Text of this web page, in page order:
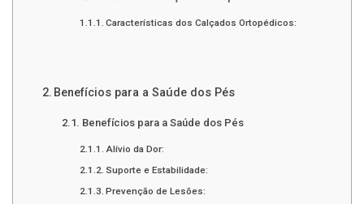
Características dos Calçados Ortopédicos:
Benefícios para a Saúde dos Pés
Benefícios para a Saúde dos Pés
Alívio da Dor:
Suporte e Estabilidade:
Prevenção de Lesões: